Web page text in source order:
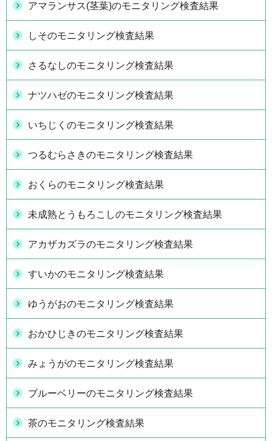
アマランサス(茎葉)のモニタリング検査結果
しそのモニタリング検査結果
さるなしのモニタリング検査結果
ナツハゼのモニタリング検査結果
いちじくのモニタリング検査結果
つるむらさきのモニタリング検査結果
おくらのモニタリング検査結果
未成熟とうもろこしのモニタリング検査結果
アカザカズラのモニタリング検査結果
すいかのモニタリング検査結果
ゆうがおのモニタリング検査結果
おかひじきのモニタリング検査結果
みょうがのモニタリング検査結果
ブルーベリーのモニタリング検査結果
茶のモニタリング検査結果